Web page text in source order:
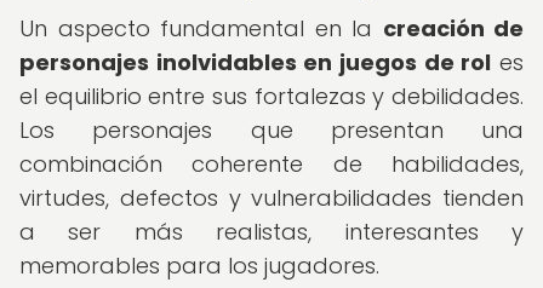
Un aspecto fundamental en la creación de
personajes inolvidables en juegos de rol es
el equilibrio entre sus fortalezas y debilidades.
Los personajes que presentan una
combinación coherente de habilidades,
virtudes, defectos y vulnerabilidades tienden
a ser más realistas, interesantes y
memorables para los jugadores.